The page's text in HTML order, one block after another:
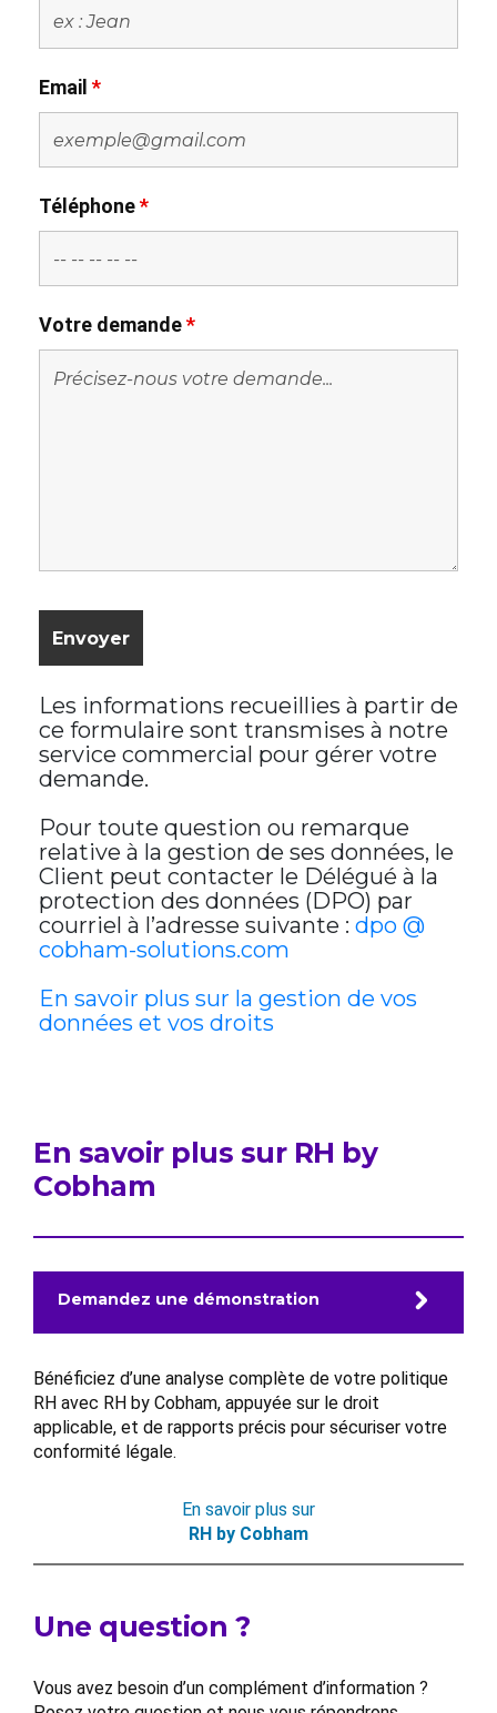
Email *
Téléphone*
Votre demande*
Les informations recueillies à partir de
ce formulaire sont transmises à notre
service commercial pour gérer votre
demande.
Pour toute question ou remarque
relative à la gestion de ses données, le
Client peut contacter le Délégué à la
protection des données (DPO) par
courriel à l’adresse suivante : dpo @
cobham-solutions.com
En savoir plus sur la gestion de vos
données et vos droits
En savoir plus sur RH by
Cobham
Demandez une démonstration
Bénéficiez d’une analyse complète de votre politique
RH avec RH by Cobham, appuyée sur le droit
applicable, et de rapports précis pour sécuriser votre
conformité légale.
En savoir plus sur
RH by Cobham
Une question ?
Vous avez besoin d’un complément d’information ?